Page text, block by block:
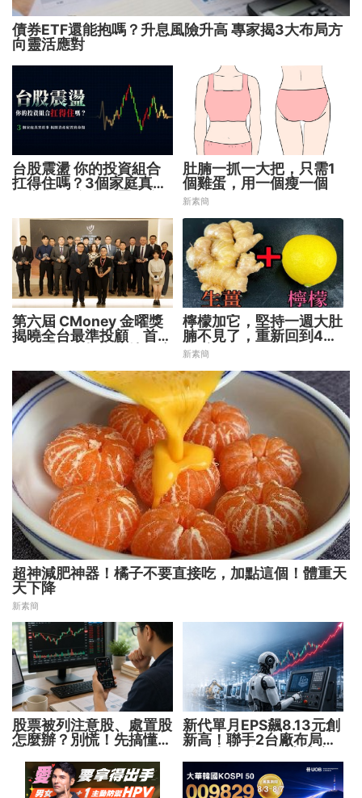
債券ETF還能抱嗎？升息風險升高 專家揭3大布局方
向靈活應對
台股震盪 你的投資組合
扛得住嗎？3個家庭真實
肚腩一抓一大把，只需1
個雞蛋，用一個瘦一個
新素簡
第六屆 CMoney 金曜獎
揭曉全台最準投顧 首度
下一代
檸檬加它，堅持一週大肚
腩不見了，重新回到45
公斤
新素簡
超神減肥神器！橘子不要直接吃，加點這個！體重天
天下降
新素簡
股票被列注意股、處置股
怎麼辦？別慌！先搞懂背
新代單月EPS飆8.13元創
新高！聯手2台廠布局機
機